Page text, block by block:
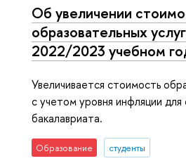
Об увеличении
образовательных
2022/2023 учебном
Увеличивается стоимость
с учетом уровня инфляции для
бакалавриата.
Образование студенты